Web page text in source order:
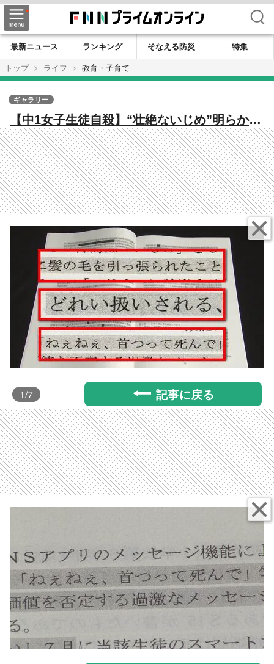
検索
最新ニュース ランキング そなえる防災
特集
トップ
ライフ 教育・子育て
【中1女子生徒自殺】“壮絶ないじめ”明らかに
―黒塗りで隠された報告書再公表 「ねぇね
ぇ、首つって死んで」 札幌市教委が8人処分
『慎重になりすぎた』
ギャラリー
1/7 記事に戻る